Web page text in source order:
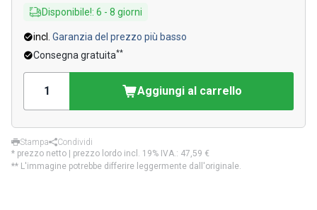
Disponibile!: 6 - 8 giorni
incl. Garanzia del prezzo più basso
Consegna gratuita**
Aggiungi al carrello
Stampa
Condividi
* prezzo netto | prezzo lordo incl. 19% IVA.: 47,59 €
** L'immagine potrebbe differire leggermente dall'originale.